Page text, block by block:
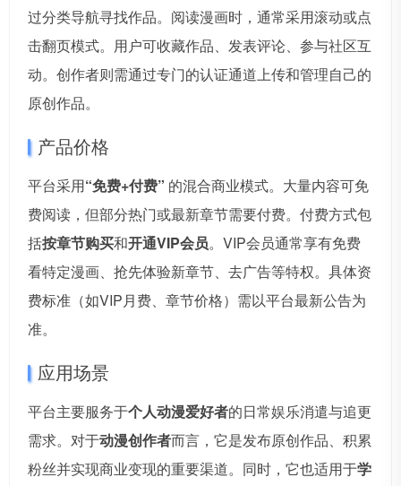
过分类导航寻找作品。阅读漫画时，通常采用滚动或点
击翻页模式。用户可收藏作品、发表评论、参与社区互
动。创作者则需通过专门的认证通道上传和管理自己的
原创作品。
产品价格
平台采用“免费+付费” 的混合商业模式。大量内容可免
费阅读，但部分热门或最新章节需要付费。付费方式包
括按章节购买和开通VIP会员。VIP会员通常享有免费
看特定漫画、抢先体验新章节、去广告等特权。具体资
费标准（如VIP月费、章节价格）需以平台最新公告为
准。
应用场景
平台主要服务于个人动漫爱好者的日常娱乐消遣与追更
需求。对于动漫创作者而言，它是发布原创作品、积累
粉丝并实现商业变现的重要渠道。同时，它也适用于学